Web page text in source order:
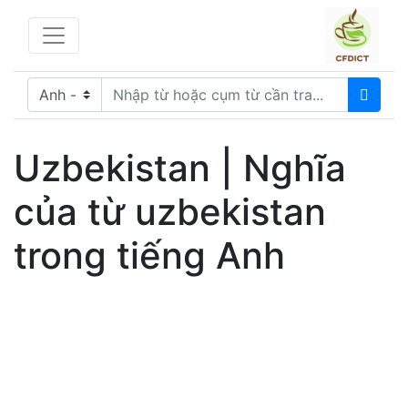
Uzbekistan | Nghĩa
của từ uzbekistan
trong tiếng Anh